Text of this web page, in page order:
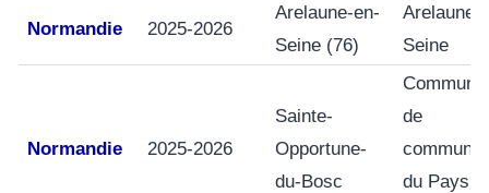
Normandie 2025-2026
Arelaune-en-
Seine (76)
Arelaune-
Seine
Normandie 2025-2026
Sainte-
Opportune-
du-Bosc
de
du Pays